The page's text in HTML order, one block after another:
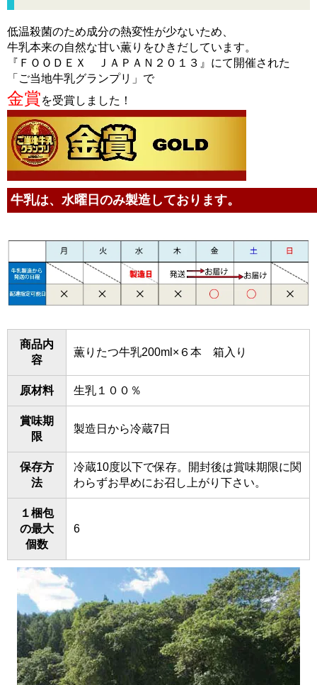
低温殺菌のため成分の熱変性が少ないため、
牛乳本来の自然な甘い薫りをひきだしています。
『ＦＯＯＤＥＸ ＪＡＰＡＮ２０１３』にて開催された
「ご当地牛乳グランプリ」で
金賞を受賞しました！
牛乳は、水曜日のみ製造しております。
商品内
容
薫りたつ牛乳200ml×６本 箱入り
原材料 生乳１００％
賞味期
限
製造日から冷蔵7日
保存方
法
冷蔵10度以下で保存。開封後は賞味期限に関
わらずお早めにお召し上がり下さい。
１梱包
の最大
個数
6